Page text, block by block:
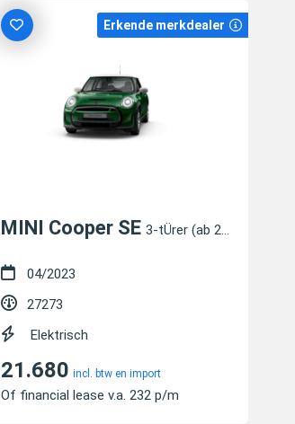
Erkende merkdealer
MINI Cooper SE 3-tÜrer (ab 2020)
04/2023
27273
Elektrisch
21.680 incl. btw en import
Of financial lease v.a. 232 p/m